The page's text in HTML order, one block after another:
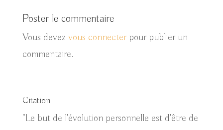
Poster le commentaire
Vous devez vous connecterpour publier un
commentaire.
Citation
"Le but de l'évolution personnelle est d'être de